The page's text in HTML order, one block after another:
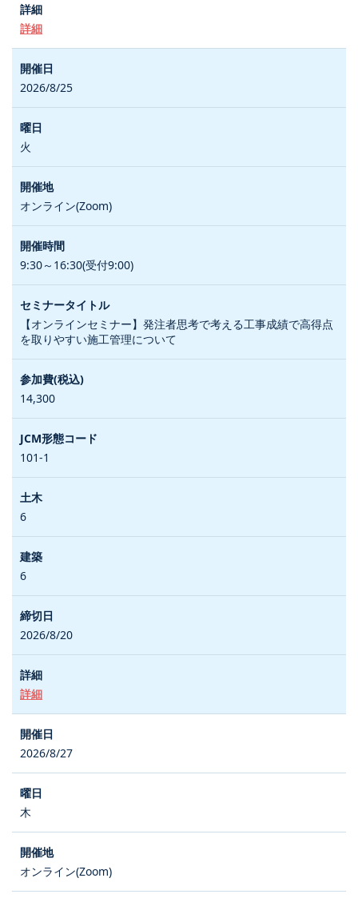
詳細
2026/8/25
火
オンライン(Zoom)
9:30～16:30(受付9:00)
【オンラインセミナー】発注者思考で考える工事成績で高得点
を取りやすい施工管理について
14,300
101-1
6
6
2026/8/20
詳細
2026/8/27
木
オンライン(Zoom)